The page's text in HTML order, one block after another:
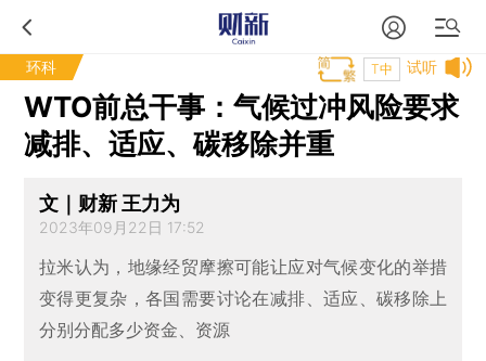
环科 试听
T中
WTO前总干事：气候过冲风险要求
减排、适应、碳移除并重
文｜财新 王力为
2023年09月22日 17:52
拉米认为，地缘经贸摩擦可能让应对气候变化的举措
变得更复杂，各国需要讨论在减排、适应、碳移除上
分别分配多少资金、资源